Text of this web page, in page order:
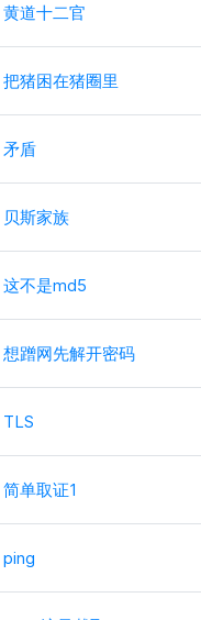
黄道十二官
把猪困在猪圈里
矛盾
贝斯家族
这不是md5
想蹭网先解开密码
TLS
简单取证1
ping